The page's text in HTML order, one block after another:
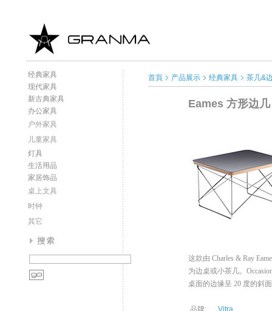
经典家具
现代家具
新古典家具
办公家具
户外家具
儿童家具
灯具
生活用品
家居饰品
桌上文具
时钟
其它
首頁 产品展示 经典家具 茶几&
Eames 方形边几
这款由 Charles & Ray
为边桌或小茶几。
桌面的边缘呈 20 度的斜
品牌:
Vitra